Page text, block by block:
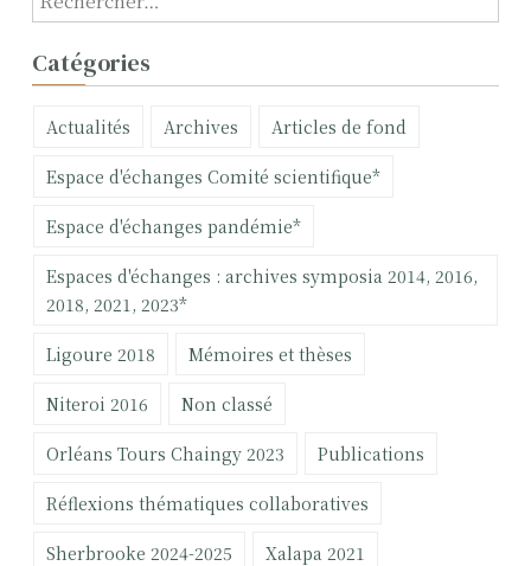
e
h
Catégories
Actualités Archives Articles de fond
Espace d'échanges Comité scientifique*
Espace d'échanges pandémie*
Espaces d'échanges : archives symposia 2014, 2016,
2018, 2021, 2023*
Ligoure 2018 Mémoires et thèses
Niteroi 2016 Non classé
Orléans Tours Chaingy 2023 Publications
Réflexions thématiques collaboratives
Sherbrooke 2024-2025 Xalapa 2021